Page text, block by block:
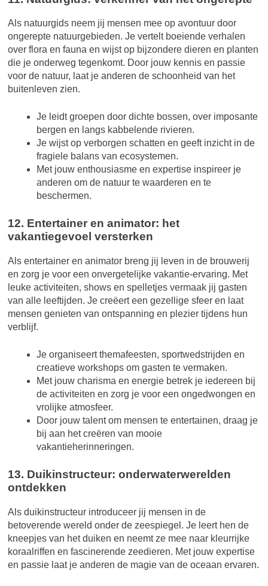
Als natuurgids neem jij mensen mee op avontuur door
ongerepte natuurgebieden. Je vertelt boeiende verhalen
over flora en fauna en wijst op bijzondere dieren en planten
die je onderweg tegenkomt. Door jouw kennis en passie
voor de natuur, laat je anderen de schoonheid van het
buitenleven zien.
Je leidt groepen door dichte bossen, over imposante
bergen en langs kabbelende rivieren.
Je wijst op verborgen schatten en geeft inzicht in de
fragiele balans van ecosystemen.
Met jouw enthousiasme en expertise inspireer je
anderen om de natuur te waarderen en te
beschermen.
12. Entertainer en animator: het
vakantiegevoel versterken
Als entertainer en animator breng jij leven in de brouwerij
en zorg je voor een onvergetelijke vakantie-ervaring. Met
leuke activiteiten, shows en spelletjes vermaak jij gasten
van alle leeftijden. Je creëert een gezellige sfeer en laat
mensen genieten van ontspanning en plezier tijdens hun
verblijf.
Je organiseert themafeesten, sportwedstrijden en
creatieve workshops om gasten te vermaken.
Met jouw charisma en energie betrek je iedereen bij
de activiteiten en zorg je voor een ongedwongen en
vrolijke atmosfeer.
Door jouw talent om mensen te entertainen, draag je
bij aan het creëren van mooie
vakantieherinneringen.
13. Duikinstructeur: onderwaterwerelden
ontdekken
Als duikinstructeur introduceer jij mensen in de
betoverende wereld onder de zeespiegel. Je leert hen de
kneepjes van het duiken en neemt ze mee naar kleurrijke
koraalriffen en fascinerende zeedieren. Met jouw expertise
en passie laat je anderen de magie van de oceaan ervaren.